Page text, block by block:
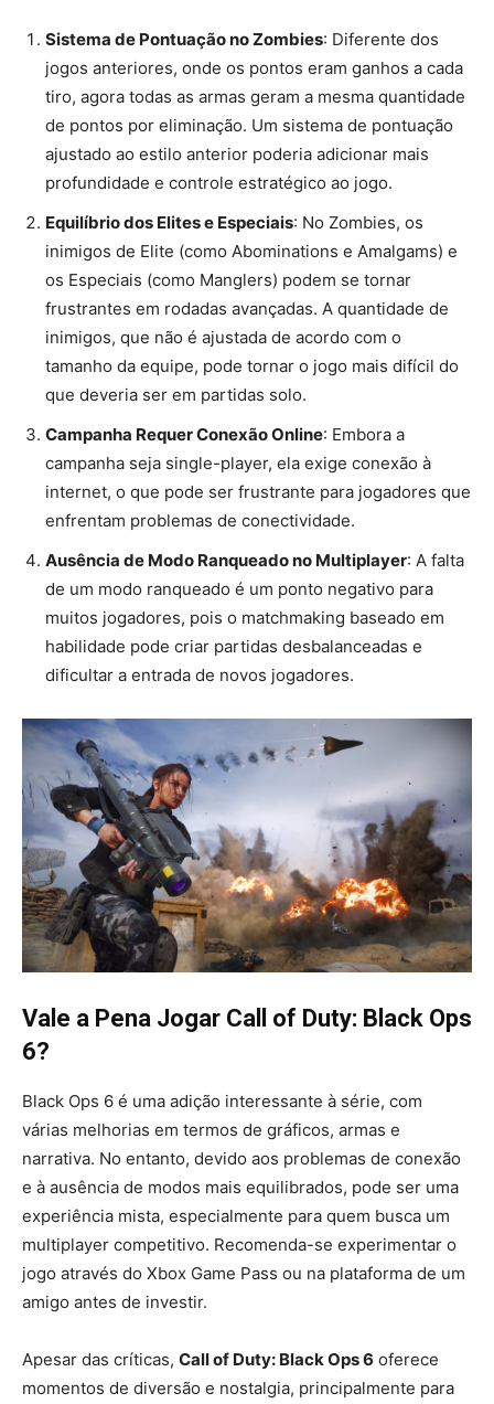
Sistema de Pontuação no Zombies: Diferente dos
jogos anteriores, onde os pontos eram ganhos a cada
tiro, agora todas as armas geram a mesma quantidade
de pontos por eliminação. Um sistema de pontuação
ajustado ao estilo anterior poderia adicionar mais
profundidade e controle estratégico ao jogo.
Equilíbrio dos Elites e Especiais: No Zombies, os
inimigos de Elite (como Abominations e Amalgams) e
os Especiais (como Manglers) podem se tornar
frustrantes em rodadas avançadas. A quantidade de
inimigos, que não é ajustada de acordo com o
tamanho da equipe, pode tornar o jogo mais difícil do
que deveria ser em partidas solo.
Campanha Requer Conexão Online: Embora a
campanha seja single-player, ela exige conexão à
internet, o que pode ser frustrante para jogadores que
enfrentam problemas de conectividade.
Ausência de Modo Ranqueado no Multiplayer: A falta
de um modo ranqueado é um ponto negativo para
muitos jogadores, pois o matchmaking baseado em
habilidade pode criar partidas desbalanceadas e
dificultar a entrada de novos jogadores.
Vale a Pena Jogar Call of Duty: Black Ops
6?
Black Ops 6 é uma adição interessante à série, com
várias melhorias em termos de gráficos, armas e
narrativa. No entanto, devido aos problemas de conexão
e à ausência de modos mais equilibrados, pode ser uma
experiência mista, especialmente para quem busca um
multiplayer competitivo. Recomenda-se experimentar o
jogo através do Xbox Game Pass ou na plataforma de um
amigo antes de investir.
Apesar das críticas, Call of Duty: Black Ops 6 oferece
momentos de diversão e nostalgia, principalmente para